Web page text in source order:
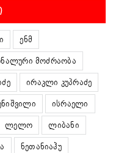
ენმ
მოძრაობა
ირაკლი კუპრაძე
ისრაელი
ლელო
ლიბანი
ნეთანიაჰუ